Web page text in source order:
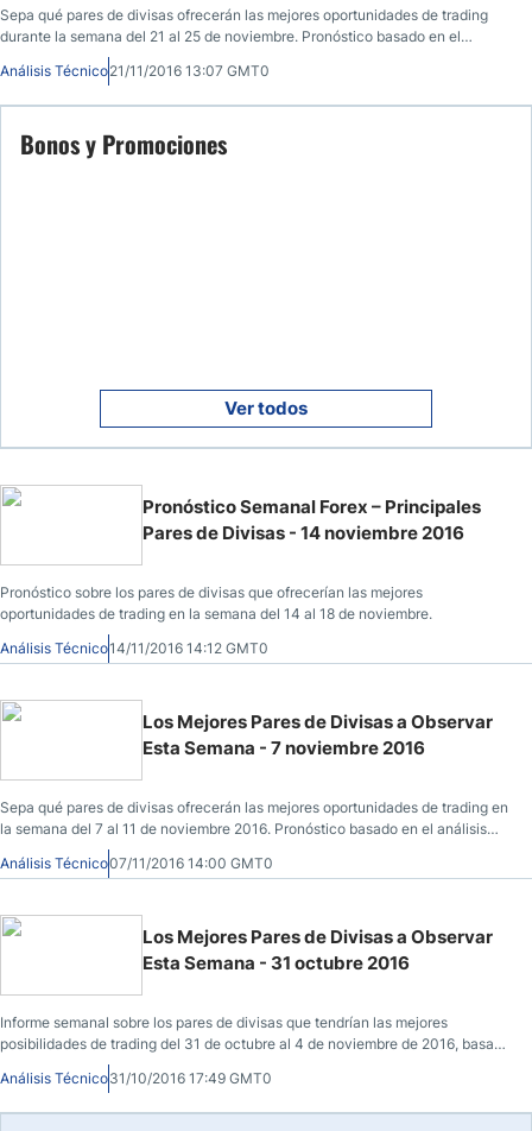
Sepa qué pares de divisas ofrecerán las mejores oportunidades de trading
durante la semana del 21 al 25 de noviembre. Pronóstico basado en el
análisis técnico y fundamental.
Análisis Técnico21/11/2016 13:07 GMT0
Bonos y Promociones
Ver todos
Pronóstico Semanal Forex – Principales
Pares de Divisas - 14 noviembre 2016
Pronóstico sobre los pares de divisas que ofrecerían las mejores
oportunidades de trading en la semana del 14 al 18 de noviembre.
Análisis Técnico14/11/2016 14:12 GMT0
Los Mejores Pares de Divisas a Observar
Esta Semana - 7 noviembre 2016
Sepa qué pares de divisas ofrecerán las mejores oportunidades de trading en
la semana del 7 al 11 de noviembre 2016. Pronóstico basado en el análisis
Análisis Técnico07/11/2016 14:00 GMT0
Los Mejores Pares de Divisas a Observar
Esta Semana - 31 octubre 2016
Informe semanal sobre los pares de divisas que tendrían las mejores
posibilidades de trading del 31 de octubre al 4 de noviembre de 2016, basado
en el análisis técnico y fundamental.
Análisis Técnico31/10/2016 17:49 GMT0